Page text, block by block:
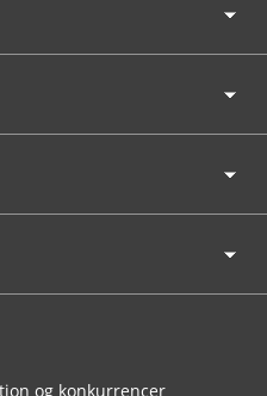
og konkurrencer